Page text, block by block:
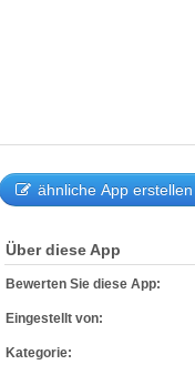
ähnliche App erstellen
Über diese App
Bewerten Sie diese App:
Eingestellt von:
Kategorie: